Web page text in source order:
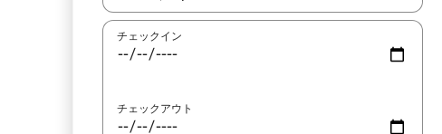
チェックイン
チェックアウト